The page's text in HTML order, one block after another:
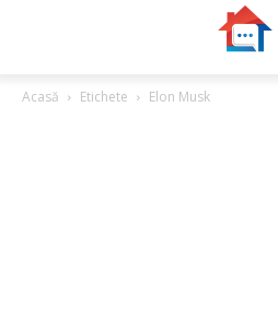
Acasă Etichete Elon Musk